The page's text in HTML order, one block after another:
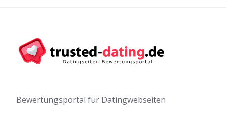
Bewertungsportal für Datingwebseiten